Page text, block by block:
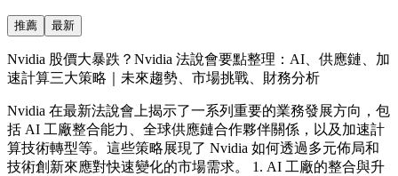
推薦 最新
Nvidia 股價大暴跌？Nvidia 法說會要點整理：AI、供應鏈、加
速計算三大策略｜未來趨勢、市場挑戰、財務分析
Nvidia 在最新法說會上揭示了一系列重要的業務發展方向，包
括 AI 工廠整合能力、全球供應鏈合作夥伴關係，以及加速計
算技術轉型等。這些策略展現了 Nvidia 如何透過多元佈局和
技術創新來應對快速變化的市場需求。 1. AI 工廠的整合與升